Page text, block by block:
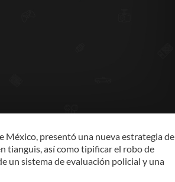
México, presentó una nueva estrategia de
tianguis, así como tipificar el robo de
un sistema de evaluación policial y una